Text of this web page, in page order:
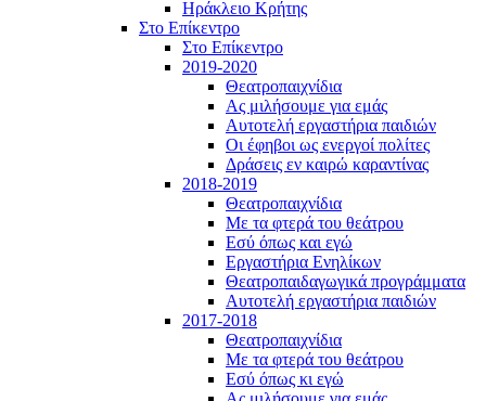
Ηράκλειο Κρήτης
Στο Επίκεντρο
Στο Επίκεντρο
2019-2020
Θεατροπαιχνίδια
Ας μιλήσουμε για εμάς
Αυτοτελή εργαστήρια παιδιών
Οι έφηβοι ως ενεργοί πολίτες
Δράσεις εν καιρώ καραντίνας
2018-2019
Θεατροπαιχνίδια
Με τα φτερά του θεάτρου
Εσύ όπως και εγώ
Εργαστήρια Ενηλίκων
Θεατροπαιδαγωγικά προγράμματα
Αυτοτελή εργαστήρια παιδιών
2017-2018
Θεατροπαιχνίδια
Με τα φτερά του θεάτρου
Εσύ όπως κι εγώ